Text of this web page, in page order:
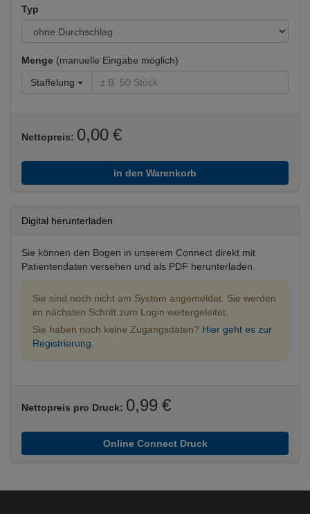
Typ
Menge (manuelle Eingabe möglich)
Staffelung
Nettopreis: 0,00 €
in den Warenkorb
Digital herunterladen
Sie können den Bogen in unserem Connect direkt mit
Patientendaten versehen und als PDF herunterladen.
Sie sind noch nicht am System angemeldet. Sie werden
im nächsten Schritt zum Login weitergeleitet.
Sie haben noch keine Zugangsdaten? Hier geht es zur
Registrierung.
Nettopreis pro Druck: 0,99 €
Online Connect Druck